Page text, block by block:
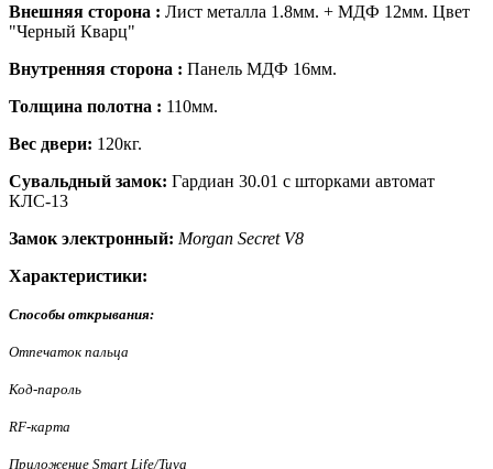
Внешняя сторона : Лист металла 1.8мм. + МДФ 12мм. Цвет
"Черный Кварц"
Внутренняя сторона : Панель МДФ 16мм.
Толщина полотна : 110мм.
Вес двери: 120кг.
Сувальдный замок: Гардиан 30.01 с шторками автомат
КЛС-13
Замок электронный: Morgan Secret V8
Характеристики:
Способы открывания:
Отпечаток пальца
Код-пароль
RF-карта
Приложение Smart Life/Tuya